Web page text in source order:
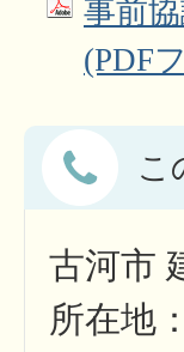
事前
(PDF
こ
古河市
所在地